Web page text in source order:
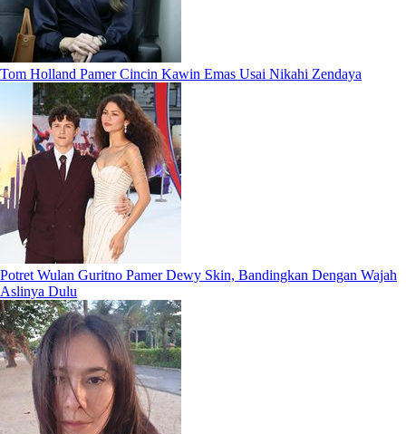
Tom Holland Pamer Cincin Kawin Emas Usai Nikahi Zendaya
Potret Wulan Guritno Pamer Dewy Skin, Bandingkan Dengan Wajah
Aslinya Dulu